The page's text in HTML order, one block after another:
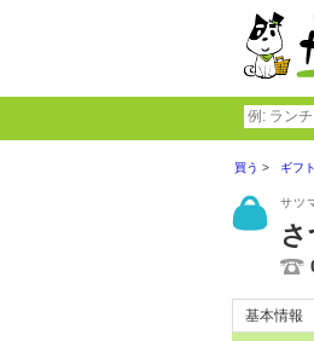
買う ギフ
サツ
基本情報